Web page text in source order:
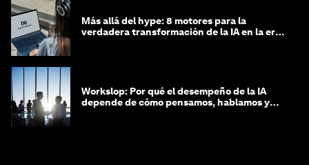
Más allá del hype: 8 motores para la
verdadera transformación de la IA en la era
Workslop: Por qué el desempeño de la IA
depende de cómo pensamos, hablamos y